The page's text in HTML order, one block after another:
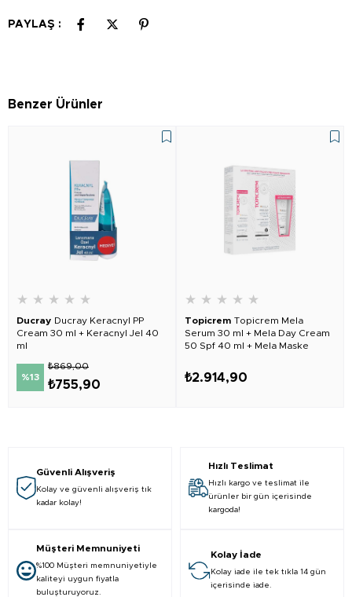
PAYLAŞ :
Benzer Ürünler
★ ★ ★ ★ ★
Ducray Ducray Keracnyl PP
Cream 30 ml + Keracnyl Jel 40
ml
%13
₺755,90
₺869,00
★ ★ ★ ★ ★
Topicrem Topicrem Mela
Serum 30 ml + Mela Day Cream
50 Spf 40 ml + Mela Maske
₺2.914,90
Güvenli Alışveriş
Kolay ve güvenli alışveriş tık
kadar kolay!
Hızlı Teslimat
Hızlı kargo ve teslimat ile
ürünler bir gün içerisinde
kargoda!
Müşteri Memnuniyeti
%100 Müşteri memnuniyetiyle
kaliteyi uygun fiyatla
buluşturuyoruz.
Kolay İade
Kolay iade ile tek tıkla 14 gün
içerisinde iade.